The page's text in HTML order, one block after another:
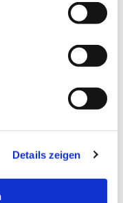
Details zeigen
Tisch